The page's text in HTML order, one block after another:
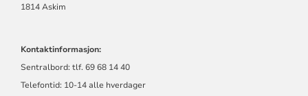
1814 Askim
Kontaktinformasjon:
Sentralbord: tlf. 69 68 14 40
Telefontid: 10-14 alle hverdager